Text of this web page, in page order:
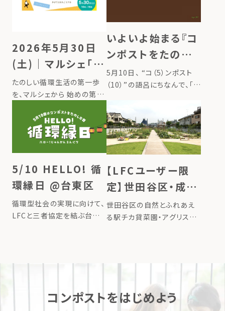
2026年5月30日
(土)｜マルシェ「循
環生活コトハジメ」
開催 ＠東京上野
たのしい循環生活の第一歩
を、マルシェから 始めの第一
いしい！循環するライフスタイ
ルのヒントが、ぎゅっと詰まっ
た入場無料のイベント『第４
回 循環生活コトハジメ』。 家
庭から出る生ごみがコンポス
ト […]
いよいよ始まる『コ
ンポストをたのし
む日』 全国でイベ
ント同時開催
5月10日、 “コ（5）ンポスト
（10）”の語呂にちなんで、「コ
て、日本の記念日に制定され
ました。 コンポストは、台所
の生ごみを捨てずに宝物に
変え、循環することで自然と
人との繋がりを取り戻しなが
[…]
5/10 HELLO! 循
環縁日 @台東区
循環型社会の実現に向けて、
LFCと三者協定を結ぶ台東
10日（コンポストをたのしむ
【LFCユーザー限
定】世田谷区・成城
の駅チカ菜園で、あ
なたの堆肥で野菜
世田谷区の自然とふれあえ
る駅チカ貸菜園・アグリス成
「堆肥の使い先を増やしたい
挑戦してみたい方」、「親子で
菜園を楽し […]
コンポストをはじめよう